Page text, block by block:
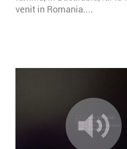
venit in Romania....